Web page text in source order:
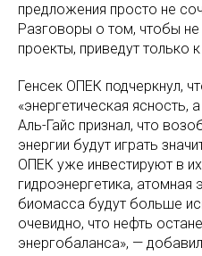
предложения просто не
Разговоры о том, чтобы
проекты, приведут только
Генсек ОПЕК подчеркнул,
«энергетическая ясность,
Аль-Гайс признал, что
энергии будут играть
ОПЕК уже инвестируют в их
гидроэнергетика, атомная
биомасса будут больше
очевидно, что нефть
энергобаланса», —